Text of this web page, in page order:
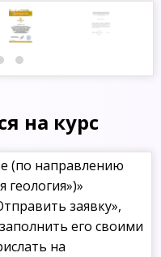
на курс
(по направлению
заявку»,
его своими
на